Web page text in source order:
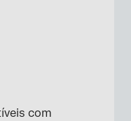
com